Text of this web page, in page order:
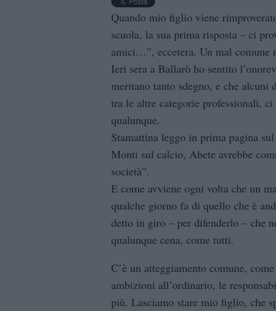
Quando mio figlio viene
scuola, la sua prima risposta – ci
amici…”, eccetera. Un mal comune
Ieri sera a Ballarò ho sentito
meritano tanto sdegno, e che alcuni
tra le altre categorie professionali,
qualunque.
Stamattina leggo in prima pagina
Monti sul calcio, Abete avrebbe
società”.
E come avviene ogni volta che un
qualche giorno fa di quello che è
detto in giro – per difenderlo – che
qualunque cena, come tutti.
C’è un atteggiamento comune,
ambizioni all’ordinario, le
più. Lasciamo stare mio figlio, che